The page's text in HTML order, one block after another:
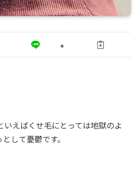
えばくせ毛にとっては地獄のよ
して憂鬱です。